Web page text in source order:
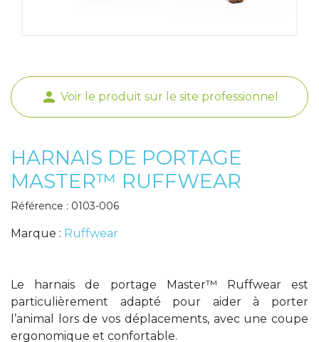
person Voir le produit sur le site professionnel
HARNAIS DE PORTAGE
MASTER™ RUFFWEAR
Référence : 0103-006
Marque : Ruffwear
Le harnais de portage Master™ Ruffwear est
particulièrement adapté pour aider à porter
l’animal lors de vos déplacements, avec une coupe
ergonomique et confortable.